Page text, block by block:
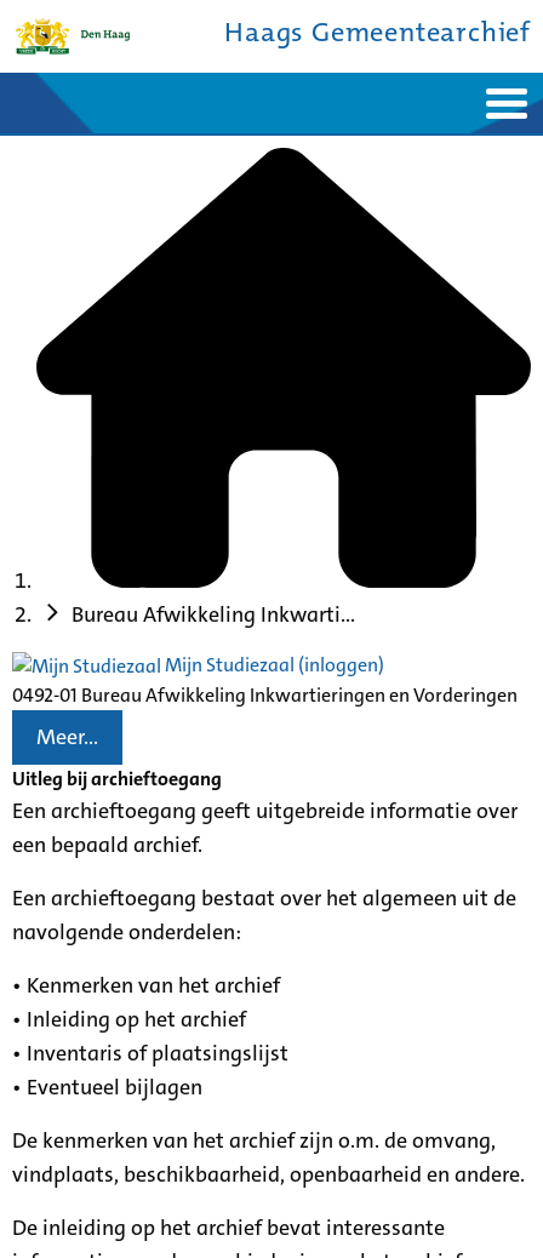
Haags Gemeentearchief
Bronnen en collecties
Bureau Afwikkeling Inkwarti...
Mijn Studiezaal (inloggen)
0492-01 Bureau Afwikkeling Inkwartieringen en Vorderingen
Meer...
Uitleg bij archieftoegang
Een archieftoegang geeft uitgebreide informatie over
een bepaald archief.
Een archieftoegang bestaat over het algemeen uit de
navolgende onderdelen:
• Kenmerken van het archief
• Inleiding op het archief
• Inventaris of plaatsingslijst
• Eventueel bijlagen
De kenmerken van het archief zijn o.m. de omvang,
vindplaats, beschikbaarheid, openbaarheid en andere.
De inleiding op het archief bevat interessante